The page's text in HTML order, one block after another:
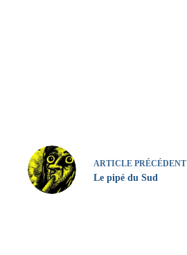
ARTICLE PRÉCÉDENT
Le pipé du Sud